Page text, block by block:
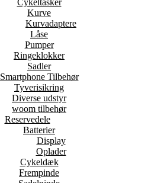
Cykeltasker
Kurve
Kurvadaptere
Låse
Pumper
Ringeklokker
Sadler
Smartphone Tilbehør
Tyverisikring
Diverse udstyr
woom tilbehør
Reservedele
Batterier
Display
Oplader
Cykeldæk
Frempinde